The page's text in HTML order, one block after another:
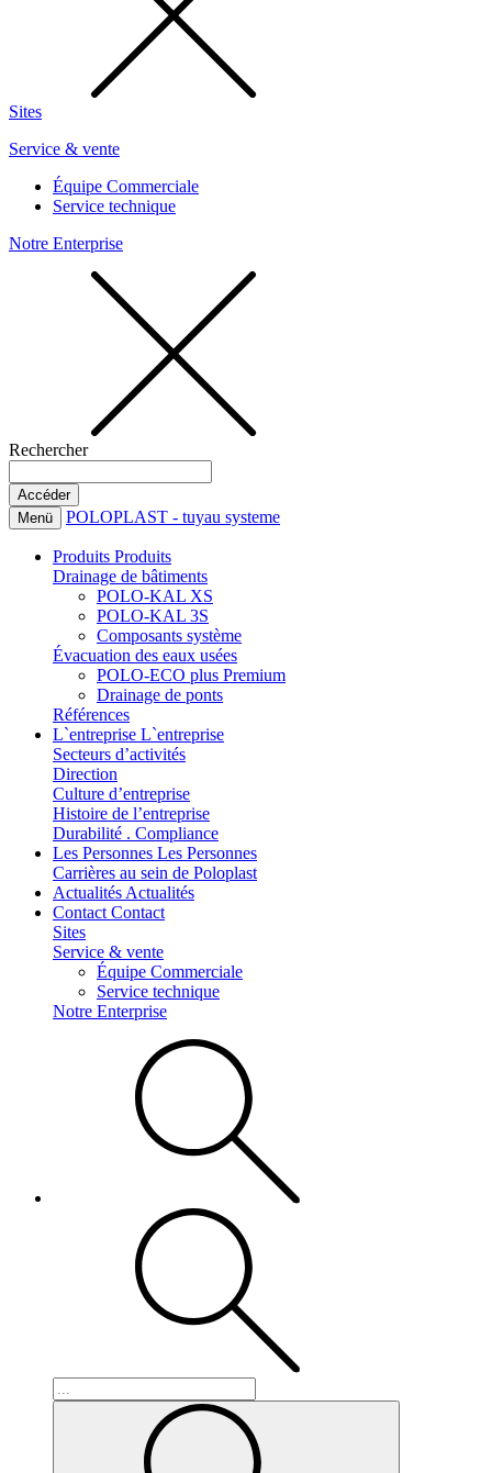
Sites
Service & vente
Équipe Commerciale
Service technique
Notre Enterprise
Rechercher
Menü POLOPLAST - tuyau systeme
Produits Produits
Drainage de bâtiments
POLO-KAL XS
POLO-KAL 3S
Composants système
Évacuation des eaux usées
POLO-ECO plus Premium
Drainage de ponts
Références
L`entreprise L`entreprise
Secteurs d’activités
Direction
Culture d’entreprise
Histoire de l’entreprise
Durabilité . Compliance
Les Personnes Les Personnes
Carrières au sein de Poloplast
Actualités Actualités
Contact Contact
Sites
Service & vente
Équipe Commerciale
Service technique
Notre Enterprise